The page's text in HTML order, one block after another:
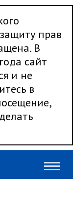
прав
В
сайт
и не
в